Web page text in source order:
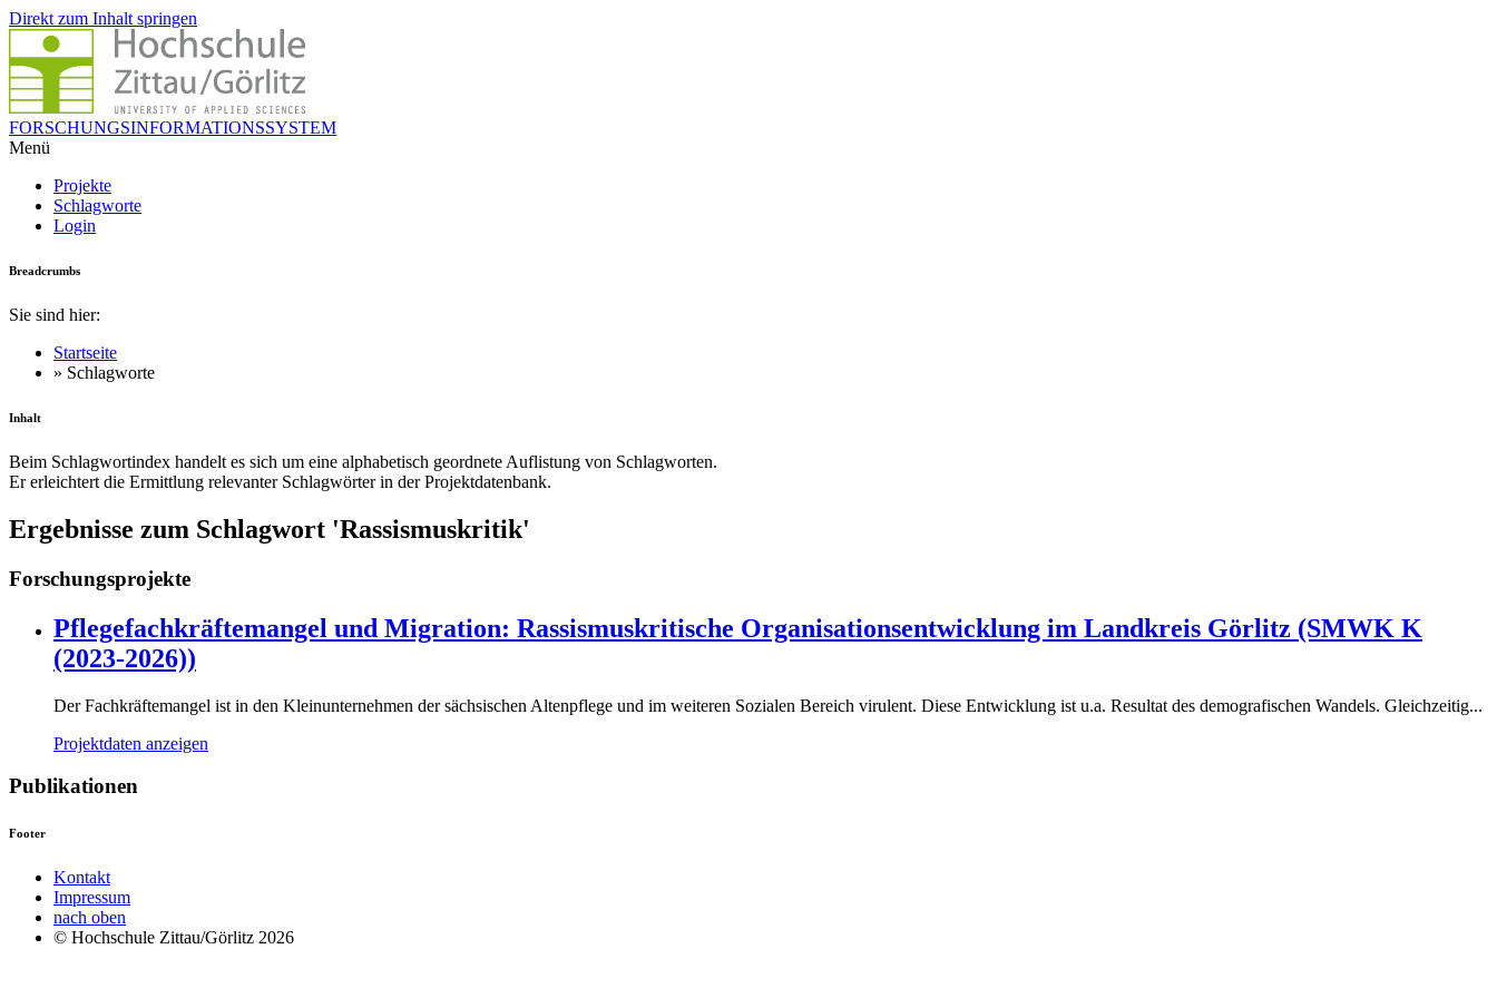
Direkt zum Inhalt springen
FORSCHUNGSINFORMATIONSSYSTEM
Menü
Projekte
Schlagworte
Login
Breadcrumbs
Sie sind hier:
Startseite
» Schlagworte
Inhalt
Beim Schlagwortindex handelt es sich um eine alphabetisch geordnete Auflistung von Schlagworten.
Er erleichtert die Ermittlung relevanter Schlagwörter in der Projektdatenbank.
Ergebnisse zum Schlagwort 'Rassismuskritik'
Forschungsprojekte
Pflegefachkräftemangel und Migration: Rassismuskritische Organisationsentwicklung im Landkreis Görlitz (SMWK K
(2023-2026))
Der Fachkräftemangel ist in den Kleinunternehmen der sächsischen Altenpflege und im weiteren Sozialen Bereich virulent. Diese Entwicklung ist u.a. Resultat des demografischen Wandels. Gleichzeitig...
Projektdaten anzeigen
Publikationen
Footer
Kontakt
Impressum
nach oben
© Hochschule Zittau/Görlitz 2026